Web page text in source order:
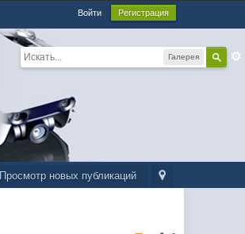
Войти Регистрация
Галерея
Просмотр новых публикаций